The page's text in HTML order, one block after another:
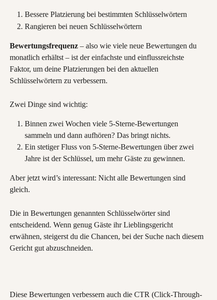
Bessere Platzierung bei bestimmten Schlüsselwörtern
Rangieren bei neuen Schlüsselwörtern
Bewertungsfrequenz – also wie viele neue Bewertungen du
monatlich erhältst – ist der einfachste und einflussreichste
Faktor, um deine Platzierungen bei den aktuellen
Schlüsselwörtern zu verbessern.
Zwei Dinge sind wichtig:
Binnen zwei Wochen viele 5-Sterne-Bewertungen
sammeln und dann aufhören? Das bringt nichts.
Ein stetiger Fluss von 5-Sterne-Bewertungen über zwei
Jahre ist der Schlüssel, um mehr Gäste zu gewinnen.
Aber jetzt wird’s interessant: Nicht alle Bewertungen sind
gleich.
Die in Bewertungen genannten Schlüsselwörter sind
entscheidend. Wenn genug Gäste ihr Lieblingsgericht
erwähnen, steigerst du die Chancen, bei der Suche nach diesem
Gericht gut abzuschneiden.
Diese Bewertungen verbessern auch die CTR (Click-Through-